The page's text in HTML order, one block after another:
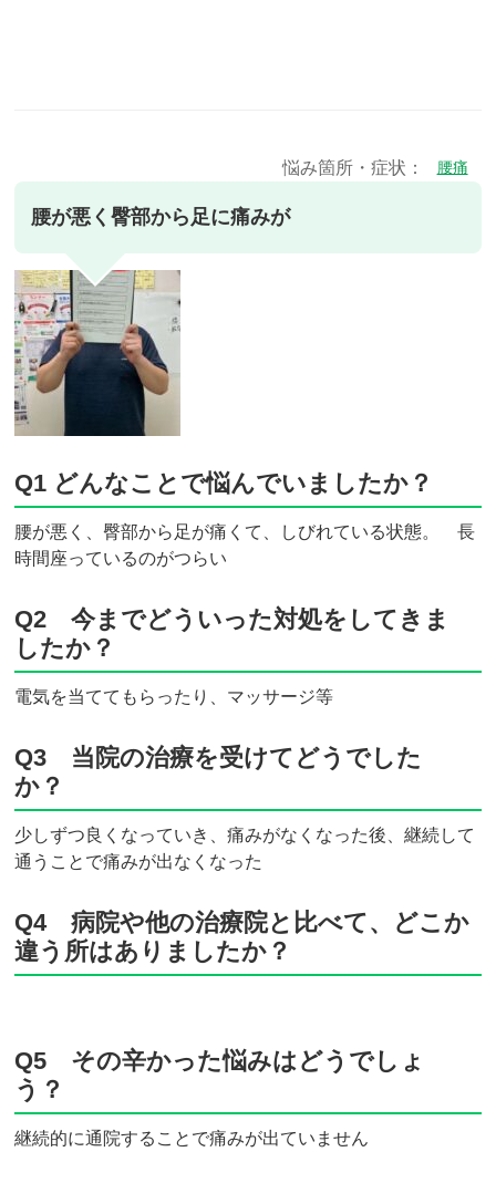
悩み箇所・症状： 腰痛
腰が悪く臀部から足に痛みが
Q1 どんなことで悩んでいましたか？
腰が悪く、臀部から足が痛くて、しびれている状態。 長
時間座っているのがつらい
Q2 今までどういった対処をしてきま
したか？
電気を当ててもらったり、マッサージ等
Q3 当院の治療を受けてどうでした
か？
少しずつ良くなっていき、痛みがなくなった後、継続して
通うことで痛みが出なくなった
Q4 病院や他の治療院と比べて、どこか
違う所はありましたか？
Q5 その辛かった悩みはどうでしょ
う？
継続的に通院することで痛みが出ていません